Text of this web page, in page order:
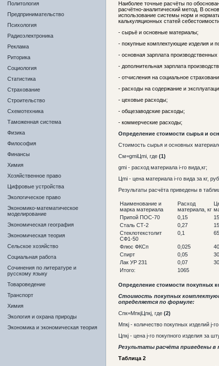
Политология
Предпринимательство
Психология
Радиоэлектроника
Реклама
Риторика
Социология
Статистика
Страхование
Строительство
Схемотехника
Таможенная система
Физика
Философия
Финансы
Химия
Хозяйственное право
Цифровые устройства
Экологическое право
Экономико-математическое
моделирование
Экономическая география
Экономическая теория
Сельское хозяйство
Социальная работа
Сочинения по литературе и
русскому языку
Товароведение
Транспорт
Химия
Экология и охрана природы
Экономика и экономическая теория
Наиболее точные расчёты по
расчётно-аналитический метод. В
использование системы норм и
калькуляционных статей
- сырьё и основные материалы;
- покупные комплектующие изделия и
- основная зарплата производственных
- дополнительная зарплата
- отчисления на социальное
- расходы на содержание и
- цеховые расходы;
- общезаводские расходы;
- коммерческие расходы;
Определение стоимости сырья и
Стоимость сырья и основных
См=gmiЦmi, где (1)
gmi - расход материала i-го вида,кг;
Цmi - цена материала i-го вида за кг,
Результаты расчёта приведены в
Наименование и
марка материала
Расход
материала, кг
Припой ПОС-70
0,15
Сталь СТ-2
0,27
Стеклотекстолит
СФ1-50
0,1
Флюс ФКСп 0,025
Спирт
0,05
Лак УР 231
0,07
Итого:
1065
Определение стоимости покупных
Стоимость покупных
определяется по формуле:
Спк=МпкjЦпкj, где (2)
Мпкj - количество покупных изделий j-
Цпкj - цена j-го покупного изделия за
Результаты расчёта приведены в
Таблица 2